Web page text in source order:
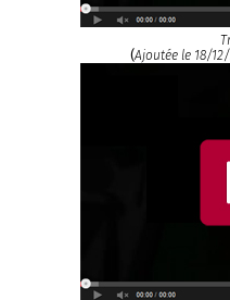
(Ajoutée le 18/